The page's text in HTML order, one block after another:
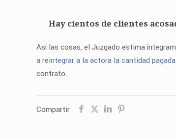
Hay cientos de clientes
Así las cosas, el Juzgado estima
a reintegrar a la actora la cantidad
contrato.
Compartir